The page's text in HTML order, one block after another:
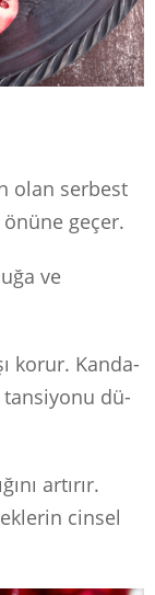
olan serbest
geçer.
ve
korur. Kan­da­
tan­si­yo­nu dü­
artırır.
cinsel